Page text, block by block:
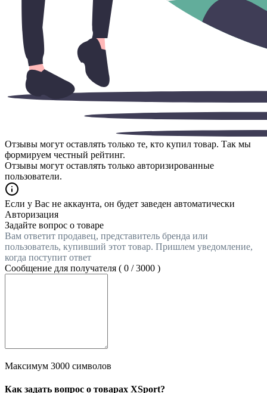
Отзывы могут оставлять только те, кто купил товар. Так мы
формируем честный рейтинг.
Отзывы могут оставлять только авторизированные
пользователи.
Если у Вас не аккаунта, он будет заведен автоматически
Авторизация
Задайте вопрос о товаре
Вам ответит продавец, представитель бренда или
пользователь, купивший этот товар. Пришлем уведомление,
когда поступит ответ
Сообщение для получателя ( 0 /3000 )
Максимум 3000 символов
Как задать вопрос о товарах XSport?